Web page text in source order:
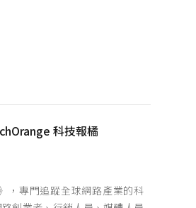
科技報橘
，專門追蹤全球網路產業的科